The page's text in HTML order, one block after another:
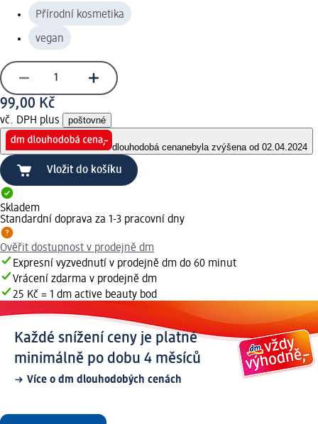
Přírodní kosmetika
vegan
99,00 Kč
vč. DPH plus poštovné
dlouhodobá cenanebyla zvýšena od 02.04.2024
Vložit do košíku
Skladem
Standardní doprava za 1-3 pracovní dny
Ověřit dostupnost v prodejně dm
Expresní vyzvednutí v prodejně dm do 60 minut
Vrácení zdarma v prodejně dm
25 Kč = 1 dm active beauty bod
Každé snížení ceny je platné
minimálně po dobu 4 měsíců
Více o dm dlouhodobých cenách